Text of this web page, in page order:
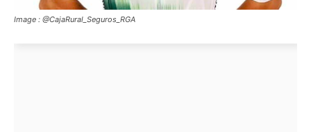
Image : @CajaRural_Seguros_RGA